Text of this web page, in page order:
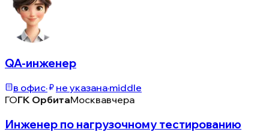
QA-инженер
в офис· не указана·middle
ГОГК ОрбитаМосквавчера
Инженер по нагрузочному тестированию